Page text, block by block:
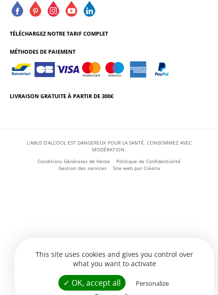
TÉLÉCHARGEZ NOTRE TARIF COMPLET
MÉTHODES DE PAIEMENT
LIVRAISON GRATUITE À PARTIR DE 300€
L'ABUS D'ALCOOL EST DANGEREUX POUR LA SANTÉ. CONSOMMEZ AVEC
MODÉRATION.
Conditions Générales de Vente
Politique de Confidentialité
Gestion des services
Site web par Créatix
This site uses cookies and gives you control over
what you want to activate
✓ OK, accept all
Personalize